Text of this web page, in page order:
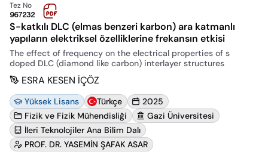
Tez No
967232
S-katkılı DLC (elmas benzeri karbon) ara katmanlı
yapıların elektriksel özelliklerine frekansın etkisi
The effect of frequency on the electrical properties of s
doped DLC (diamond like carbon) interlayer structures
ESRA KESEN İÇÖZ
Yüksek Lisans Türkçe
2025
Fizik ve Fizik Mühendisliği
Gazi Üniversitesi
İleri Teknolojiler Ana Bilim Dalı
PROF. DR. YASEMİN ŞAFAK ASAR